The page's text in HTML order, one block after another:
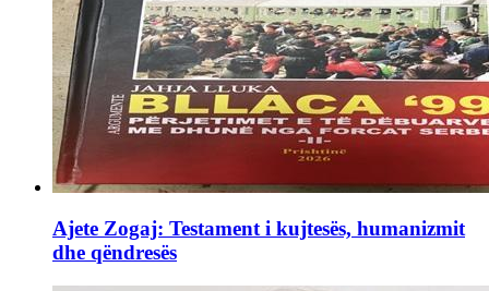
Ajete Zogaj: Testament i kujtesës, humanizmit
dhe qëndresës